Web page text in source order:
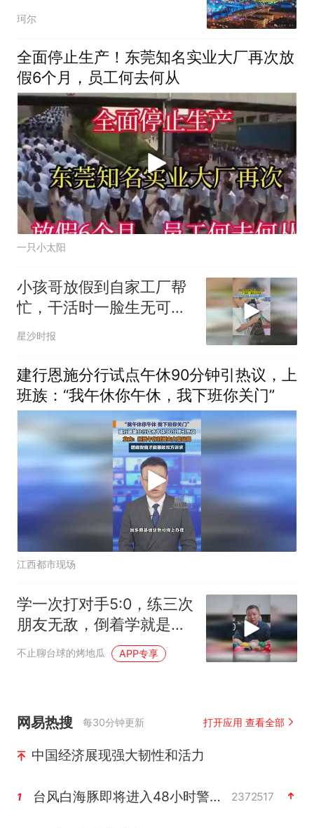
珂尔
全面停止生产！东莞知名实业大厂再次放
假6个月，员工何去何从
一只小太阳
小孩哥放假到自家工厂帮
忙，干活时一脸生无可
恋，孩子：这个暑假真没
星沙时报
建行恩施分行试点午休90分钟引热议，上
班族：“我午休你午休，我下班你关门”
江西都市现场
学一次打对手5:0，练三次
朋友无敌，倒着学就是最
适合上班族的涨球方法
不止聊台球的烤地瓜 APP专享
网易热搜 每30分钟更新 打开应用 查看全部
中国经济展现强大韧性和活力
1 台风白海豚即将进入48小时警戒线 2372517